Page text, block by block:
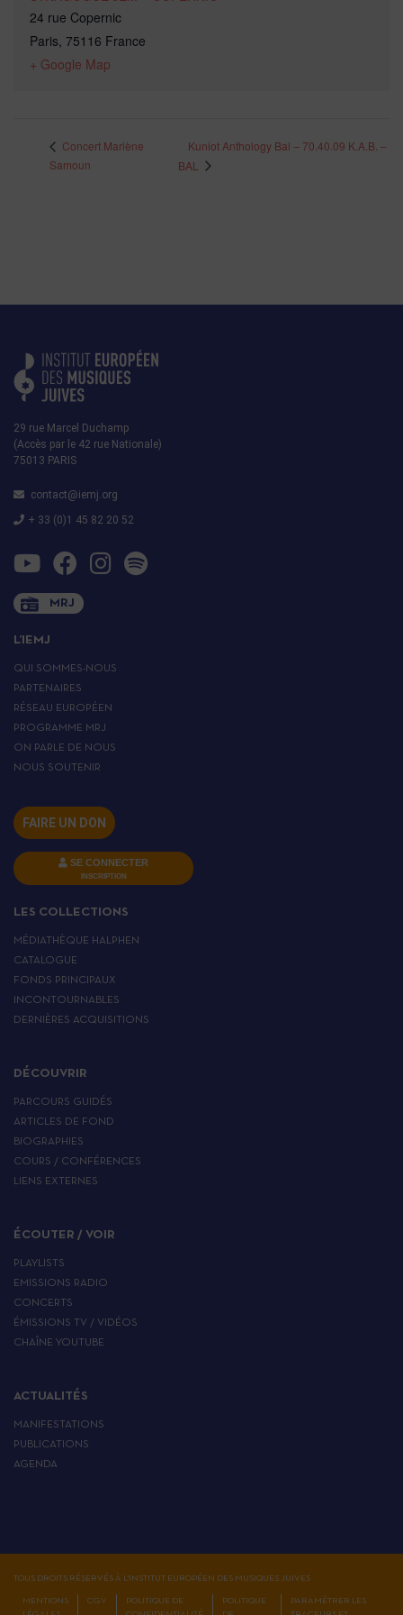
24 rue Copernic
Paris, 75116 France
+ Google Map
Concert Marlène
Samoun
Kuniot Anthology Bal – 70.40.09 K.A.B. –
BAL
29 rue Marcel Duchamp
(Accès par le 42 rue Nationale)
75013 PARIS
contact@iemj.org
+ 33 (0)1 45 82 20 52
MRJ
L’IEMJ
QUI SOMMES-NOUS
PARTENAIRES
RÉSEAU EUROPÉEN
PROGRAMME MRJ
ON PARLE DE NOUS
NOUS SOUTENIR
FAIRE UN DON
SE CONNECTER
INSCRIPTION
LES COLLECTIONS
MÉDIATHÈQUE HALPHEN
CATALOGUE
FONDS PRINCIPAUX
INCONTOURNABLES
DERNIÈRES ACQUISITIONS
DÉCOUVRIR
PARCOURS GUIDÉS
ARTICLES DE FOND
BIOGRAPHIES
COURS / CONFÉRENCES
LIENS EXTERNES
ÉCOUTER / VOIR
PLAYLISTS
EMISSIONS RADIO
CONCERTS
ÉMISSIONS TV / VIDÉOS
CHAÎNE YOUTUBE
ACTUALITÉS
MANIFESTATIONS
PUBLICATIONS
AGENDA
TOUS DROITS RÉSERVÉS À L'INSTITUT EUROPÉEN DES MUSIQUES JUIVES
MENTIONS
CGV
POLITIQUE DE
POLITIQUE
PARAMÉTRER LES